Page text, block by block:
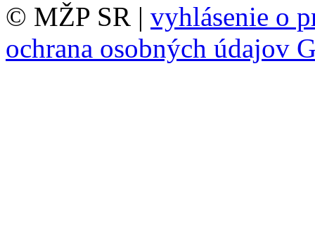
© MŽP SR | vyhlásenie o
ochrana osobných údajov